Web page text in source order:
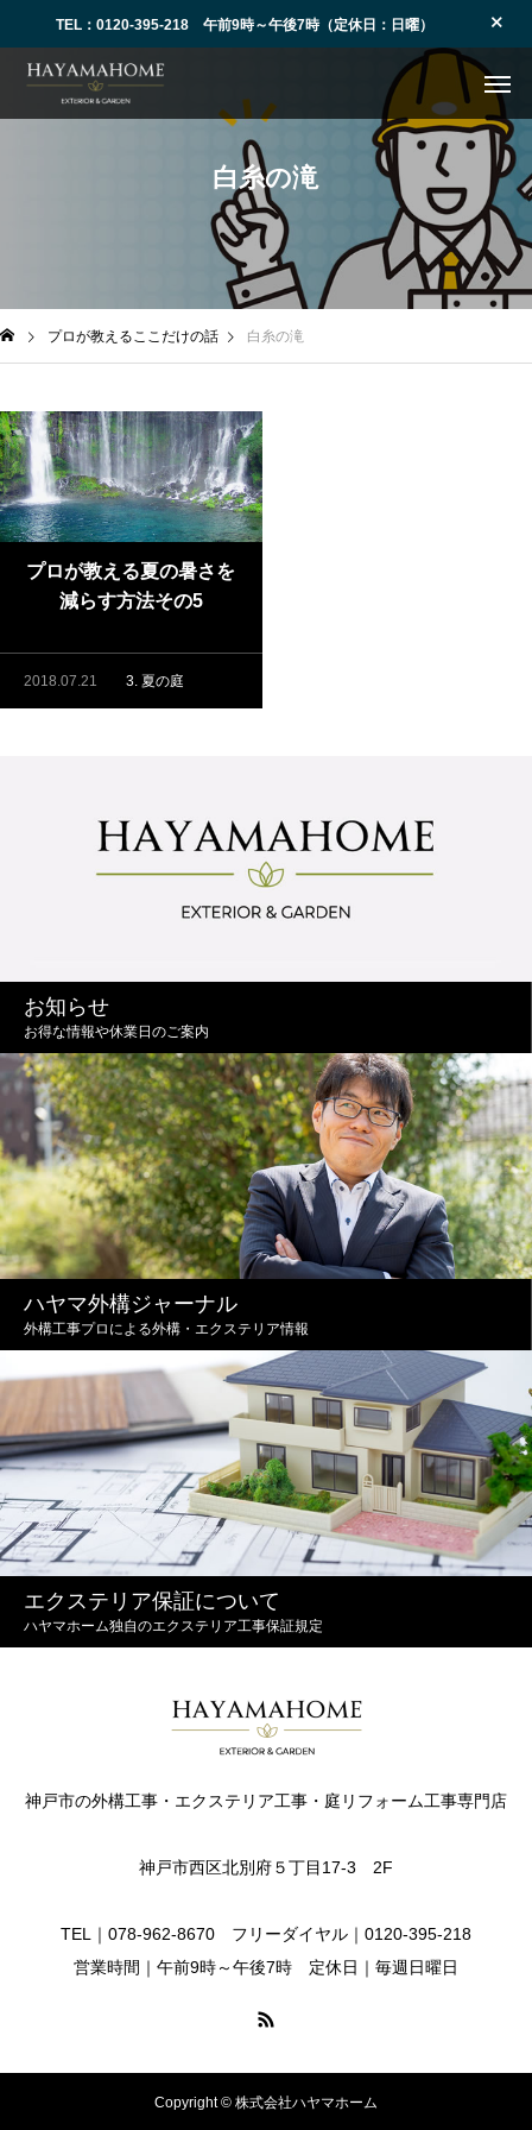
TEL：0120-395-218 午前9時～午後7時（定休日：日曜）
白糸の滝
プロが教えるここだけの話 白糸の滝
プロが教える夏の暑さを
減らす方法その5
2018.07.21 3. 夏の庭
お知らせ
お得な情報や休業日のご案内
ハヤマ外構ジャーナル
外構工事プロによる外構・エクステリア情報
エクステリア保証について
ハヤマホーム独自のエクステリア工事保証規定
神戸市の外構工事・エクステリア工事・庭リフォーム工事専門店
神戸市西区北別府５丁目17-3 2F
TEL｜078-962-8670 フリーダイヤル｜0120-395-218
営業時間｜午前9時～午後7時 定休日｜毎週日曜日
Copyright © 株式会社ハヤマホーム